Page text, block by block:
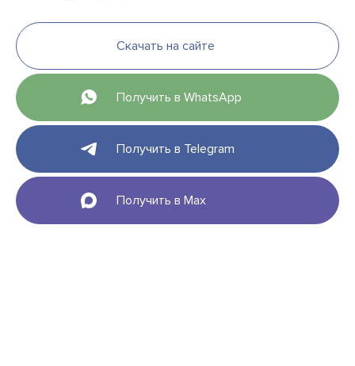
Скачать на сайте
Получить в WhatsApp
Получить в Telegram
Получить в Max